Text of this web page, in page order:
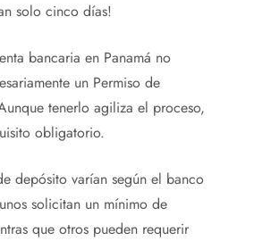
solo cinco días!
bancaria en Panamá no
un Permiso de
tenerlo agiliza el proceso,
obligatorio.
depósito varían según el banco
solicitan un mínimo de
que otros pueden requerir